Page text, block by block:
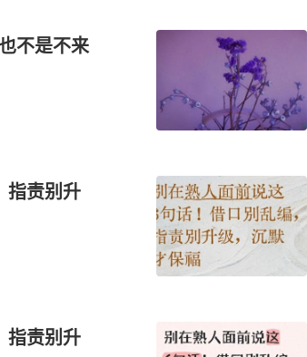
不是不来
指责别升
指责别升